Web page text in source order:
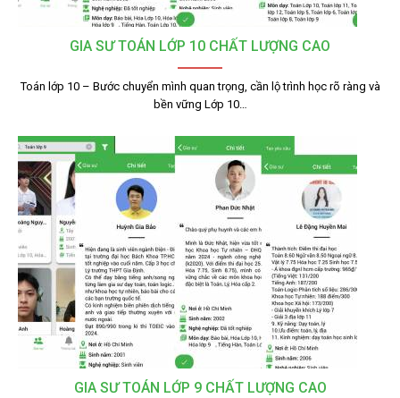
GIA SƯ TOÁN LỚP 10 CHẤT LƯỢNG CAO
Toán lớp 10 – Bước chuyển mình quan trọng, cần lộ trình học rõ ràng và
bền vững Lớp 10…
GIA SƯ TOÁN LỚP 9 CHẤT LƯỢNG CAO